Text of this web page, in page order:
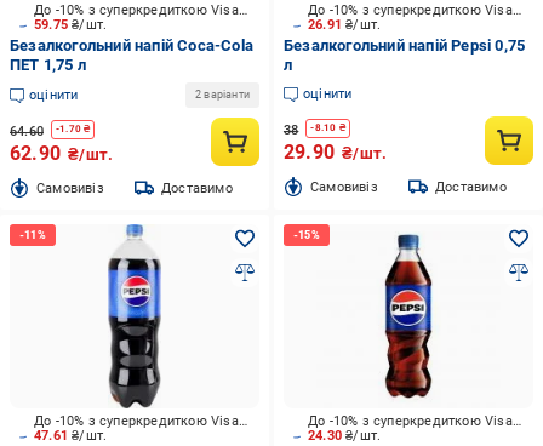
59.75₴/шт.
До -10% з суперкредиткою Visa Вигода
Безалкогольний напій Coca-Cola
ПЕТ 1,75 л
оцінити 2 варіанти
64.60 -1.70 ₴
62.90 ₴/шт.
Cамовивіз Доставимо
26.91₴/шт.
До -10% з суперкредиткою Visa Вигода
Безалкогольний напій Pepsi 0,75
л
оцінити
38 -8.10 ₴
29.90 ₴/шт.
Cамовивіз Доставимо
47.61₴/шт.
До -10% з суперкредиткою Visa Вигода
24.30₴/шт.
До -10% з суперкредиткою Visa Вигода